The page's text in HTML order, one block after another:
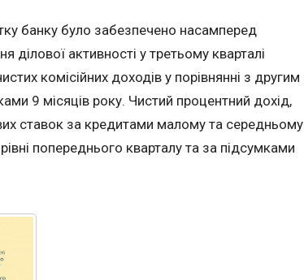
банку було забезпечено насамперед
ділової активності у третьому кварталі
комісійних доходів у порівнянні з другим
9 місяців року. Чистий процентний дохід,
ставок за кредитами малому та середньому
попереднього кварталу та за підсумками